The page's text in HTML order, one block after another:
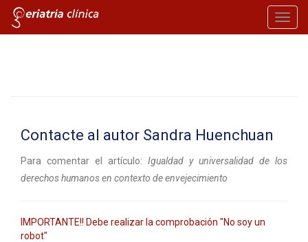
Contacte al autor Sandra Huenchuan
Para comentar el artículo: Igualdad y universalidad de los
derechos humanos en contexto de envejecimiento
IMPORTANTE!! Debe realizar la comprobación "No soy un
robot"